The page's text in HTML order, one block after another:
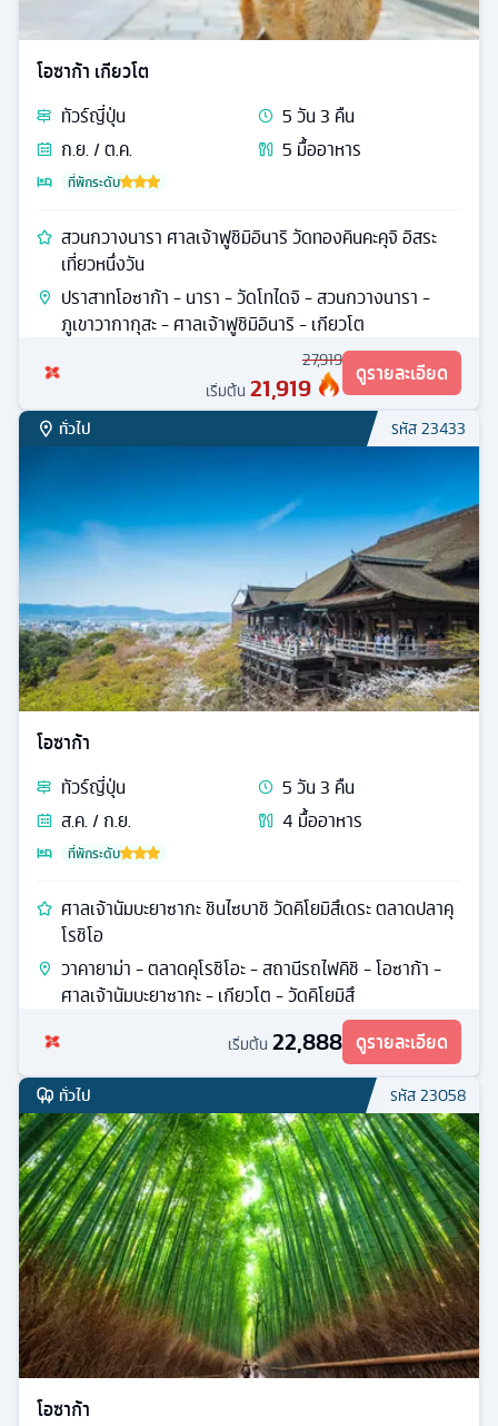
โอซาก้า เกียวโต
ทัวร์ญี่ปุ่น 5วัน3 คืน
ก.ย. / ต.ค.
5 มื้ออาหาร
ที่พักระดับ
สวนกวางนารา ศาลเจ้าฟูชิมิอินาริ วัดทองคินคะคุจิ อิสระ
เที่ยวหนึ่งวัน
ปราสาทโอซาก้า - นารา - วัดโทไดจิ - สวนกวางนารา -
ภูเขาวากากุสะ - ศาลเจ้าฟูชิมิอินาริ - เกียวโต
27,919
เริ่มต้น 21,919 ดูรายละเอียด
ทั่วไป รหัส23433
โอซาก้า
ทัวร์ญี่ปุ่น 5วัน3 คืน
ส.ค. / ก.ย.
4 มื้ออาหาร
ที่พักระดับ
ศาลเจ้านัมบะยาซากะ ชินไซบาชิ วัดคิโยมิสึเดระ ตลาดปลาคุ
โรชิโอ
วาคายาม่า - ตลาดคุโรชิโอะ - สถานีรถไฟคิชิ - โอซาก้า -
ศาลเจ้านัมบะยาซากะ - เกียวโต - วัดคิโยมิสึ
เริ่มต้น 22,888 ดูรายละเอียด
ทั่วไป รหัส23058
โอซาก้า